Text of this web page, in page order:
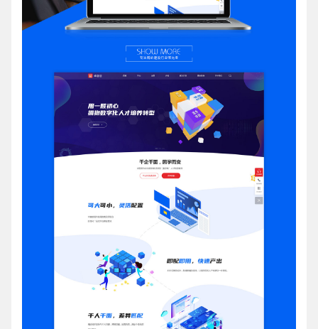
请输入您的公司名称